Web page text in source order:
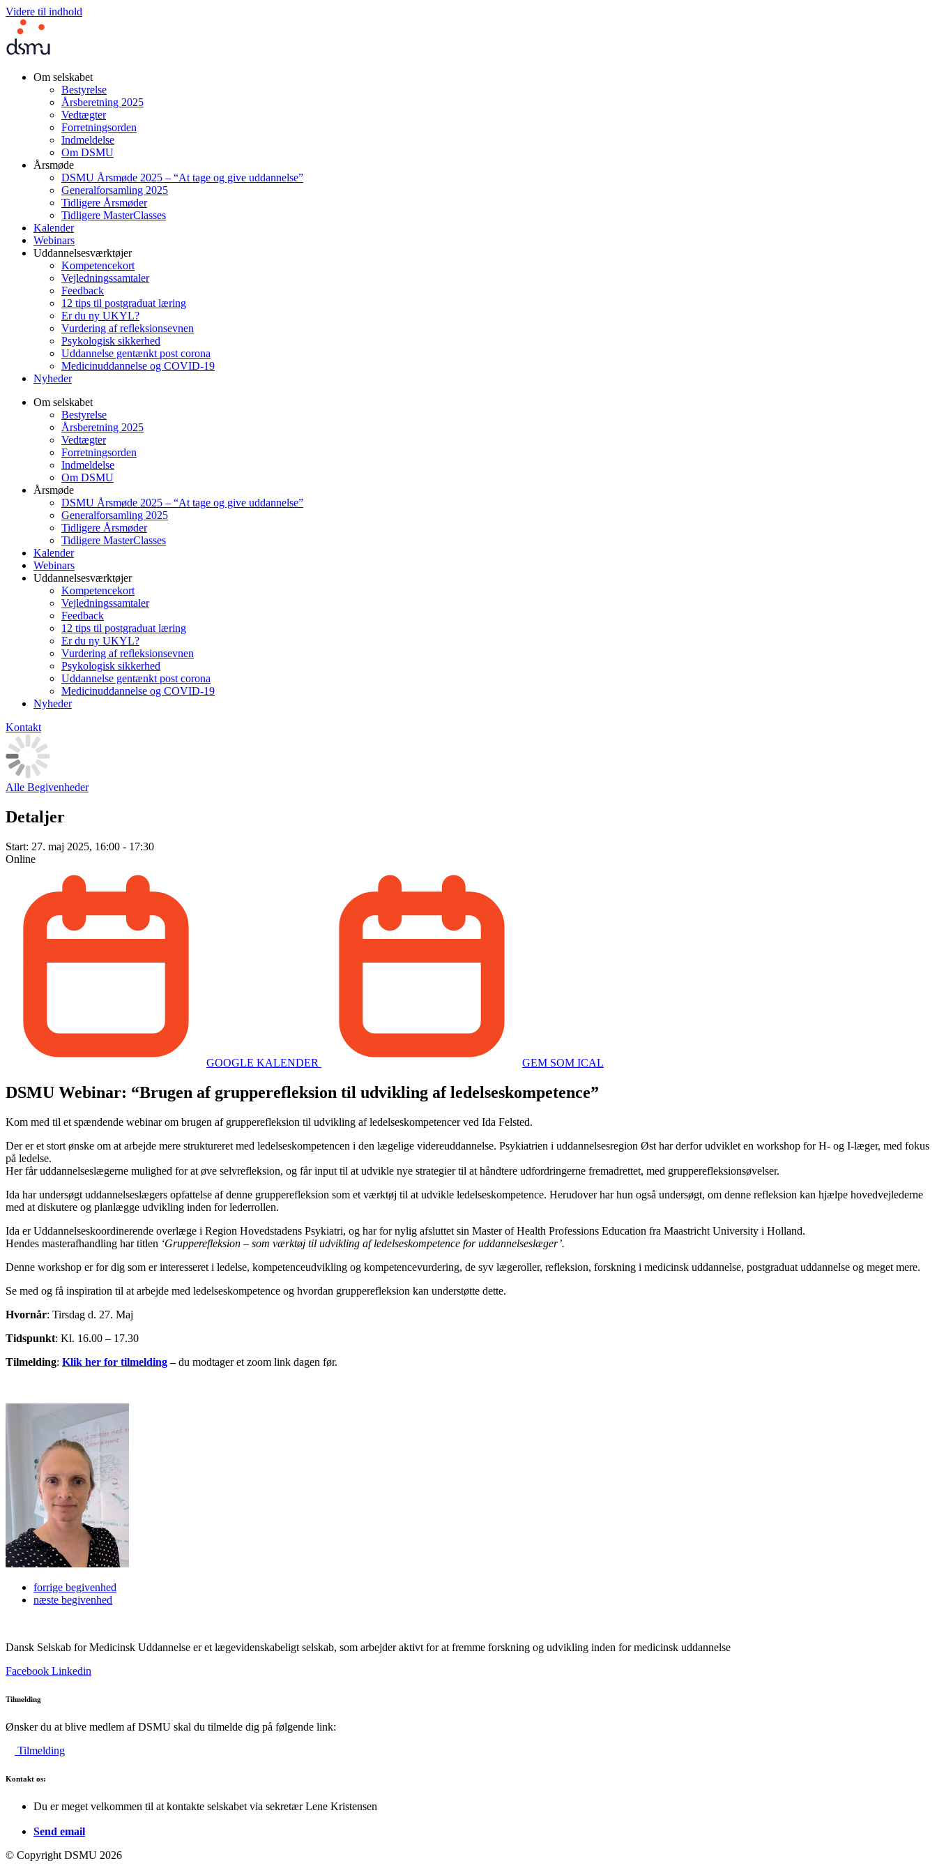
Videre til indhold
Om selskabet
Bestyrelse
Årsberetning 2025
Vedtægter
Forretningsorden
Indmeldelse
Om DSMU
Årsmøde
DSMU Årsmøde 2025 – “At tage og give uddannelse”
Generalforsamling 2025
Tidligere Årsmøder
Tidligere MasterClasses
Kalender
Webinars
Uddannelsesværktøjer
Kompetencekort
Vejledningssamtaler
Feedback
12 tips til postgraduat læring
Er du ny UKYL?
Vurdering af refleksionsevnen
Psykologisk sikkerhed
Uddannelse gentænkt post corona
Medicinuddannelse og COVID-19
Nyheder
Om selskabet
Bestyrelse
Årsberetning 2025
Vedtægter
Forretningsorden
Indmeldelse
Om DSMU
Årsmøde
DSMU Årsmøde 2025 – “At tage og give uddannelse”
Generalforsamling 2025
Tidligere Årsmøder
Tidligere MasterClasses
Kalender
Webinars
Uddannelsesværktøjer
Kompetencekort
Vejledningssamtaler
Feedback
12 tips til postgraduat læring
Er du ny UKYL?
Vurdering af refleksionsevnen
Psykologisk sikkerhed
Uddannelse gentænkt post corona
Medicinuddannelse og COVID-19
Nyheder
Kontakt
Alle Begivenheder
Detaljer
Start: 27. maj 2025, 16:00 - 17:30
Online
GOOGLE KALENDER GEM SOM ICAL
DSMU Webinar: “Brugen af grupperefleksion til udvikling af ledelseskompetence”
Kom med til et spændende webinar om brugen af grupperefleksion til udvikling af ledelseskompetencer ved Ida Felsted.
Der er et stort ønske om at arbejde mere struktureret med ledelseskompetencen i den lægelige videreuddannelse. Psykiatrien i uddannelsesregion Øst har derfor udviklet en workshop for H- og I-læger, med fokus
på ledelse.
Her får uddannelseslægerne mulighed for at øve selvrefleksion, og får input til at udvikle nye strategier til at håndtere udfordringerne fremadrettet, med grupperefleksionsøvelser.
Ida har undersøgt uddannelseslægers opfattelse af denne grupperefleksion som et værktøj til at udvikle ledelseskompetence. Herudover har hun også undersøgt, om denne refleksion kan hjælpe hovedvejlederne
med at diskutere og planlægge udvikling inden for lederrollen.
Ida er Uddannelseskoordinerende overlæge i Region Hovedstadens Psykiatri, og har for nylig afsluttet sin Master of Health Professions Education fra Maastricht University i Holland.
Hendes masterafhandling har titlen ‘Grupperefleksion – som værktøj til udvikling af ledelseskompetence for uddannelseslæger’.
Denne workshop er for dig som er interesseret i ledelse, kompetenceudvikling og kompetencevurdering, de syv lægeroller, refleksion, forskning i medicinsk uddannelse, postgraduat uddannelse og meget mere.
Se med og få inspiration til at arbejde med ledelseskompetence og hvordan grupperefleksion kan understøtte dette.
Hvornår: Tirsdag d. 27. Maj
Tidspunkt: Kl. 16.00 – 17.30
Tilmelding: Klik her for tilmelding–du modtager et zoom link dagen før.
forrige begivenhed
næste begivenhed
Dansk Selskab for Medicinsk Uddannelse er et lægevidenskabeligt selskab, som arbejder aktivt for at fremme forskning og udvikling inden for medicinsk uddannelse
Facebook Linkedin
Tilmelding
Ønsker du at blive medlem af DSMU skal du tilmelde dig på følgende link:
Tilmelding
Kontakt os:
Du er meget velkommen til at kontakte selskabet via sekretær Lene Kristensen
Send email
© Copyright DSMU 2026